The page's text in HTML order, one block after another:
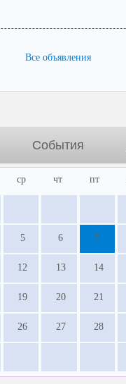
Все объявления
События
ср чт пт
5 6 7
12 13 14
19 20 21
26 27 28